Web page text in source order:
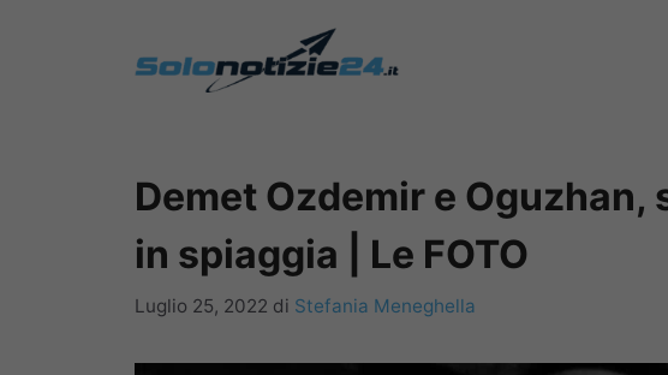
Demet Ozdemir e
in spiaggia | Le FOTO
Luglio 25, 2022 di Stefania Meneghella